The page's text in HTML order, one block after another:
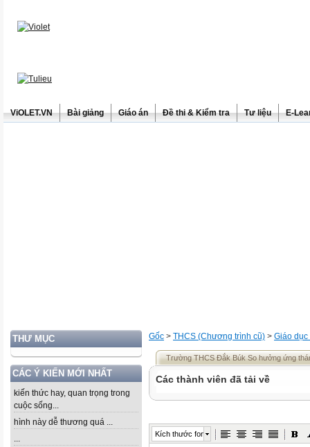
ViOLET.VN Bài giảng Giáo án Đề thi & Kiểm tra Tư liệu E-
THƯ MỤC
CÁC Ý KIẾN MỚI NHẤT
kiến thức hay, quan trọng trong
cuộc sống...
hình này dễ thương quá ...
...
Gốc > THCS (Chương trình cũ) > Giáo
Trường THCS Đắk Búk So hưởng ứng
Các thành viên đã tải về
Kích thước font